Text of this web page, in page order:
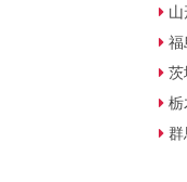
山
福
茨
栃
群